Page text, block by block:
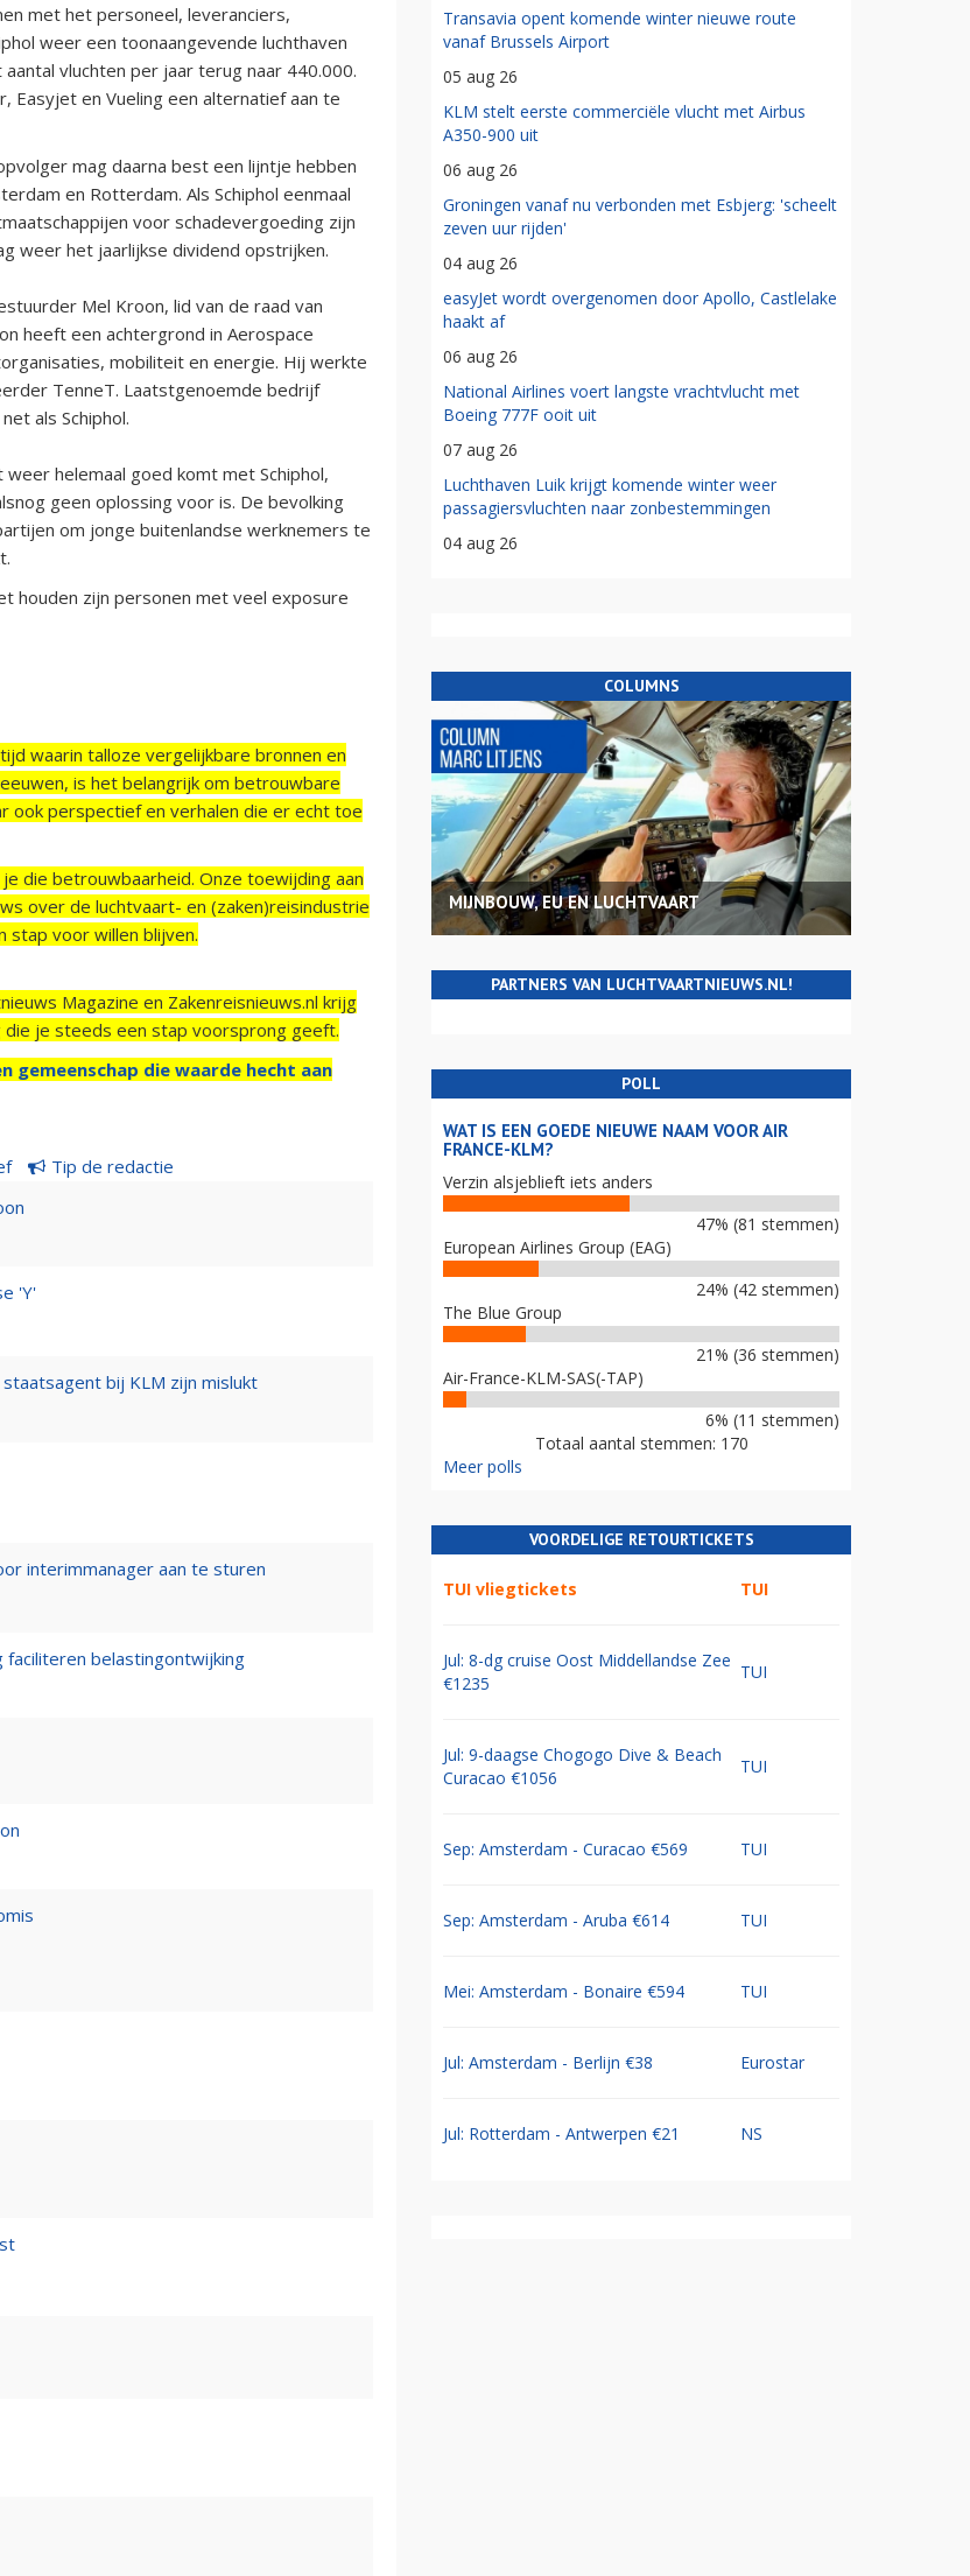
met het personeel, leveranciers,
weer een toonaangevende luchthaven
vluchten per jaar terug naar 440.000.
Easyjet en Vueling een alternatief aan te
mag daarna best een lijntje hebben
en Rotterdam. Als Schiphol eenmaal
voor schadevergoeding zijn
weer het jaarlijkse dividend opstrijken.
Mel Kroon, lid van de raad van
heeft een achtergrond in Aerospace
mobiliteit en energie. Hij werkte
TenneT. Laatstgenoemde bedrijf
als Schiphol.
helemaal goed komt met Schiphol,
geen oplossing voor is. De bevolking
om jonge buitenlandse werknemers te
houden zijn personen met veel exposure
waarin talloze vergelijkbare bronnen en
is het belangrijk om betrouwbare
ook perspectief en verhalen die er echt toe
die betrouwbaarheid. Onze toewijding aan
over de luchtvaart- en (zaken)reisindustrie
stap voor willen blijven.
Magazine en Zakenreisnieuws.nl krijg
je steeds een stap voorsprong geeft.
gemeenschap die waarde hecht aan
Tip de redactie
'Y'
bij KLM zijn mislukt
interimmanager aan te sturen
faciliteren belastingontwijking
Transavia opent komende winter nieuwe route
vanaf Brussels Airport
05 aug 26
KLM stelt eerste commerciële vlucht met Airbus
A350-900 uit
06 aug 26
Groningen vanaf nu verbonden met Esbjerg: 'scheelt
zeven uur rijden'
04 aug 26
easyJet wordt overgenomen door Apollo, Castlelake
haakt af
06 aug 26
National Airlines voert langste vrachtvlucht met
Boeing 777F ooit uit
07 aug 26
Luchthaven Luik krijgt komende winter weer
passagiersvluchten naar zonbestemmingen
04 aug 26
COLUMNS
MIJNBOUW, EU EN LUCHTVAART
PARTNERS VAN LUCHTVAARTNIEUWS.NL!
POLL
WAT IS EEN GOEDE NIEUWE NAAM VOOR AIR
FRANCE-KLM?
Verzin alsjeblieft iets anders
47% (81 stemmen)
European Airlines Group (EAG)
24% (42 stemmen)
The Blue Group
21% (36 stemmen)
Air-France-KLM-SAS(-TAP)
6% (11 stemmen)
Totaal aantal stemmen: 170
Meer polls
VOORDELIGE RETOURTICKETS
TUI vliegtickets TUI
Jul: 8-dg cruise Oost Middellandse Zee
€1235
TUI
Jul: 9-daagse Chogogo Dive & Beach
Curacao €1056
TUI
Sep: Amsterdam - Curacao €569 TUI
Sep: Amsterdam - Aruba €614 TUI
Mei: Amsterdam - Bonaire €594 TUI
Jul: Amsterdam - Berlijn €38 Eurostar
Jul: Rotterdam - Antwerpen €21 NS